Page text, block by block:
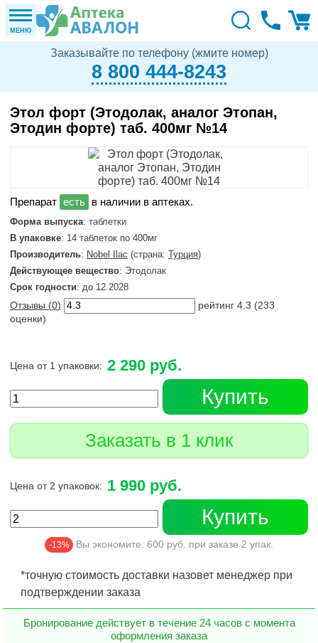
МЕНЮ
Заказывайте по телефону (жмите номер)
8 800 444-8243
Этол форт (Этодолак, аналог Этопан,
Этодин форте) таб. 400мг №14
в наличии в аптеках.
Форма выпуска: таблетки
В упаковке: 14 таблеток по 400мг
Производитель: Nobel Ilac (страна: Турция)
Действующее вещество: Этодолак
Срок годности: до 12.2028
Отзывы (0) рейтинг 4.3 (233
оценки)
Цена от 1 упаковки: 2 290 руб.
Купить
Заказать в 1 клик
Цена от 2 упаковок: 1 990 руб.
Купить
-13% Вы экономите: 600 руб. при заказе 2 упак.
*точную стоимость доставки назовет менеджер при
подтверждении заказа
Бронирование действует в течение 24 часов с момента
оформления заказа